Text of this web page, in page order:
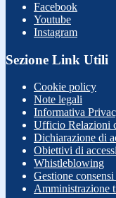
Facebook
Youtube
Instagram
Sezione Link Utili
Cookie policy
Note legali
Informativa
Ufficio Relazioni
Dichiarazione di
Obiettivi di
Whistleblowing
Gestione
Amministrazione